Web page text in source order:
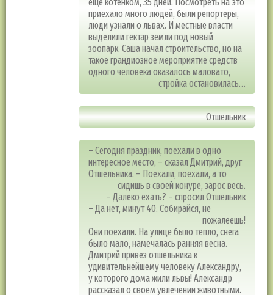
еще котенком, 35 дней. Посмотреть на это
приехало много людей, были репортеры,
люди узнали о львах. И местные власти
выделили гектар земли под новый
зоопарк. Саша начал строительство, но на
такое грандиозное мероприятие средств
одного человека оказалось маловато,
стройка остановилась…
Отшельник
– Сегодня праздник, поехали в одно
интересное место, – сказал Дмитрий, друг
Отшельника. – Поехали, поехали, а то
сидишь в своей конуре, зарос весь.
– Далеко ехать? – спросил Отшельник
– Да нет, минут 40. Собирайся, не
пожалеешь!
Они поехали. На улице было тепло, снега
было мало, намечалась ранняя весна.
Дмитрий привез отшельника к
удивительнейшему человеку Александру,
у которого дома жили львы! Александр
рассказал о своем увлечении животными.